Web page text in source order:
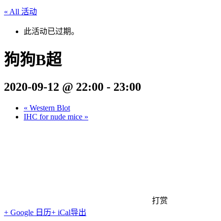
« All 活动
此活动已过期。
狗狗B超
2020-09-12 @ 22:00 - 23:00
« Western Blot
IHC for nude mice »
打赏
+ Google 日历+ iCal导出